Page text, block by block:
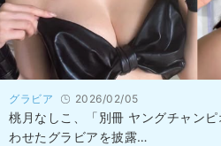
グラビア 2026/02/05
桃月なしこ、「別冊 ヤングチャン
わせたグラビアを披露…